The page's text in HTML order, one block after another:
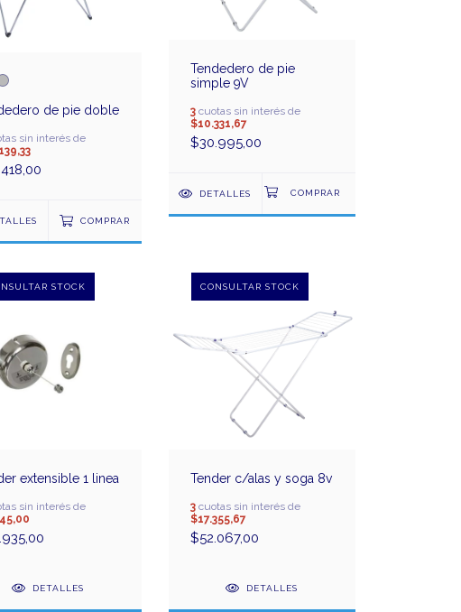
de pie doble
sin interés de
COMPRAR
Tendedero de pie
simple 9V
3cuotas sin interés de
$10.331,67
$30.995,00
DETALLES
extensible 1 linea
sin interés de
DETALLES
Tender c/alas y soga 8v
3cuotas sin interés de
$17.355,67
$52.067,00
DETALLES